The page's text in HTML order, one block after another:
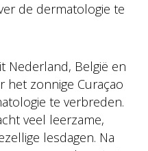
de dermatologie te
Nederland, België en
het zonnige Curaçao
te verbreden.
veel leerzame,
lesdagen. Na